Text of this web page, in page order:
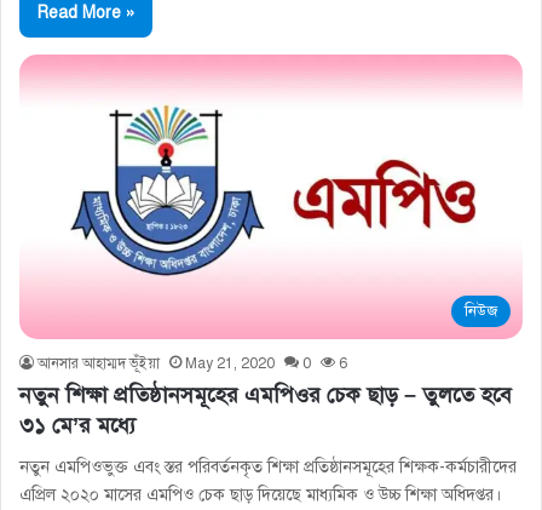
Read More »
নিউজ
আনসার আহাম্মদ ভূঁইয়া May 21, 2020 0 6
নতুন শিক্ষা প্রতিষ্ঠানসমূহের এমপিওর চেক ছাড় – তুলতে হবে
৩১ মে’র মধ্যে
নতুন এমপিওভুক্ত এবং স্তর পরিবর্তনকৃত শিক্ষা প্রতিষ্ঠানসমূহের শিক্ষক-কর্মচারীদের
এপ্রিল ২০২০ মাসের এমপিও চেক ছাড় দিয়েছে মাধ্যমিক ও উচ্চ শিক্ষা অধিদপ্তর।